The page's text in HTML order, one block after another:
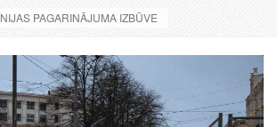
PAGARINĀJUMA IZBŪVE